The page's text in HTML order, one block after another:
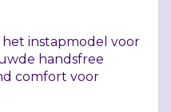
het instapmodel voor
handsfree
comfort voor